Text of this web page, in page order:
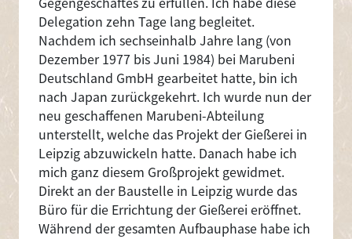
Delegation zehn Tage lang begleitet.
Nachdem ich sechseinhalb Jahre lang (von
Dezember 1977 bis Juni 1984) bei Marubeni
Deutschland GmbH gearbeitet hatte, bin ich
nach Japan zurückgekehrt. Ich wurde nun der
neu geschaffenen Marubeni-Abteilung
unterstellt, welche das Projekt der Gießerei in
Leipzig abzuwickeln hatte. Danach habe ich
mich ganz diesem Großprojekt gewidmet.
Direkt an der Baustelle in Leipzig wurde das
Büro für die Errichtung der Gießerei eröffnet.
Während der gesamten Aufbauphase habe ich